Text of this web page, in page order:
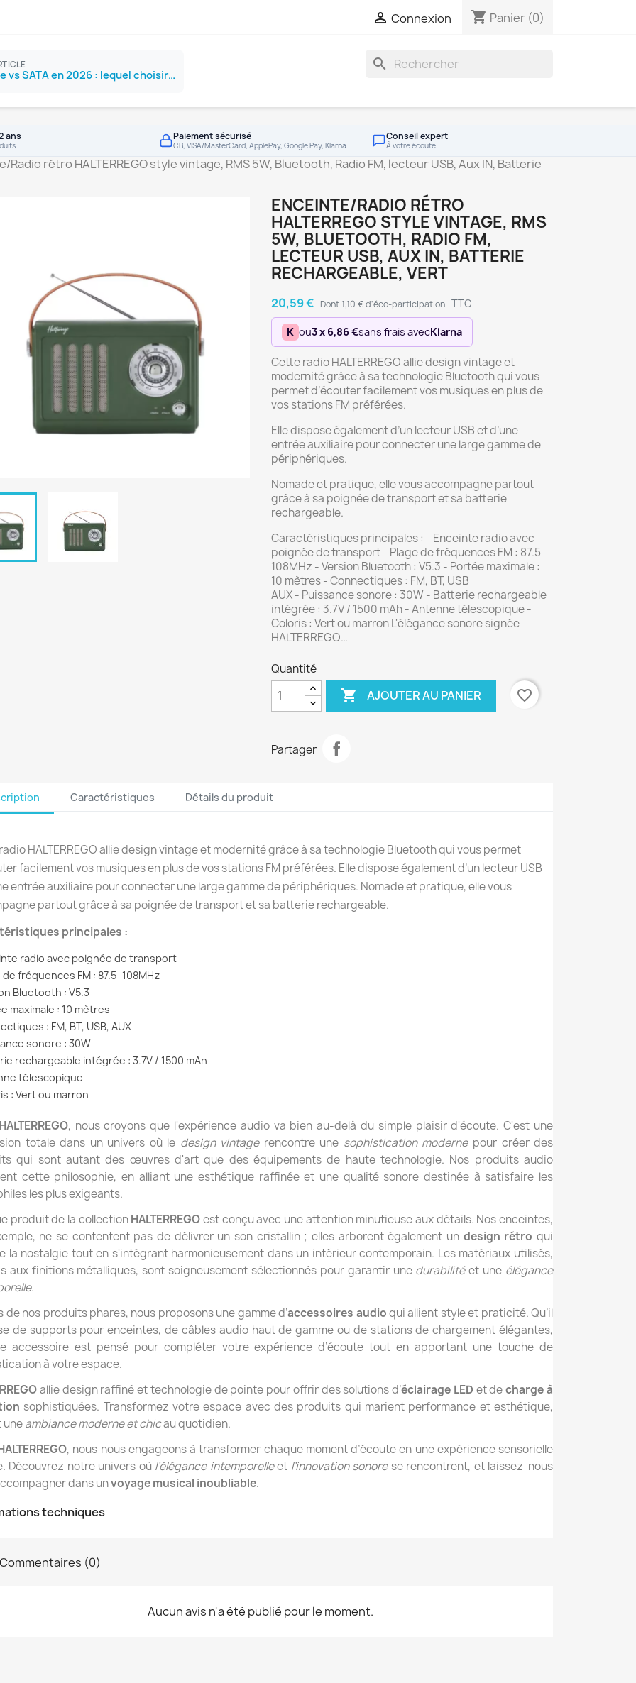
 Connexion shopping_cart Panier (0)
SSD NVMe vs SATA en 2026 : lequel choisir ?
search
ans Paiement sécurisé
CB, VISA/MasterCard, ApplePay, Google Pay, Klarna
Conseil expert
À votre écoute
Radio rétro HALTERREGO style vintage, RMS 5W, Bluetooth, Radio FM, lecteur USB, Aux IN, Batterie
ENCEINTE/RADIO RÉTRO
HALTERREGO STYLE VINTAGE, RMS
5W, BLUETOOTH, RADIO FM,
LECTEUR USB, AUX IN, BATTERIE
RECHARGEABLE, VERT
20,59 € Dont 1,10 € d'éco-participation TTC
K ou3 x 6,86 €sans frais avecKlarna
Cette radio HALTERREGO allie design vintage et
modernité grâce à sa technologie Bluetooth qui vous
permet d’écouter facilement vos musiques en plus de
vos stations FM préférées.
Elle dispose également d’un lecteur USB et d’une
entrée auxiliaire pour connecter une large gamme de
périphériques.
Nomade et pratique, elle vous accompagne partout
grâce à sa poignée de transport et sa batterie
rechargeable.
Caractéristiques principales : - Enceinte radio avec
poignée de transport - Plage de fréquences FM : 87.5–
108MHz - Version Bluetooth : V5.3 - Portée maximale :
10 mètres - Connectiques : FM, BT, USB
AUX - Puissance sonore : 30W - Batterie rechargeable
intégrée : 3.7V / 1500 mAh - Antenne télescopique -
Coloris : Vert ou marron L'élégance sonore signée
HALTERREGO…
Quantité
 AJOUTER AU PANIER favorite_border
Partager
Caractéristiques Détails du produit
HALTERREGO allie design vintage et modernité grâce à sa technologie Bluetooth qui vous permet
facilement vos musiques en plus de vos stations FM préférées. Elle dispose également d’un lecteur USB
entrée auxiliaire pour connecter une large gamme de périphériques. Nomade et pratique, elle vous
partout grâce à sa poignée de transport et sa batterie rechargeable.
principales :
radio avec poignée de transport
de fréquences FM : 87.5–108MHz
Bluetooth : V5.3
maximale : 10 mètres
: FM, BT, USB, AUX
sonore : 30W
rechargeable intégrée : 3.7V / 1500 mAh
télescopique
: Vert ou marron
, nous croyons que l'expérience audio va bien au-delà du simple plaisir d'écoute. C'est une
totale dans un univers où le design vintagerencontre une sophistication modernepour créer des
qui sont autant des œuvres d'art que des équipements de haute technologie. Nos produits audio
cette philosophie, en alliant une esthétique raffinée et une qualité sonore destinée à satisfaire les
les plus exigeants.
produit de la collectionHALTERREGOest conçu avec une attention minutieuse aux détails. Nos enceintes,
ne se contentent pas de délivrer un son cristallin ; elles arborent également un design rétro qui
la nostalgie tout en s'intégrant harmonieusement dans un intérieur contemporain. Les matériaux utilisés,
aux finitions métalliques, sont soigneusement sélectionnés pour garantir une durabilitéet une élégance
.
de nos produits phares, nous proposons une gamme d’accessoires audioqui allient style et praticité. Qu’il
de supports pour enceintes, de câbles audio haut de gamme ou de stations de chargement élégantes,
accessoire est pensé pour compléter votre expérience d’écoute tout en apportant une touche de
à votre espace.
allie design raffiné et technologie de pointe pour offrir des solutions d’éclairage LED et decharge à
sophistiquées. Transformez votre espace avec des produits qui marient performance et esthétique,
uneambiance moderne et chicau quotidien.
, nous nous engageons à transformer chaque moment d’écoute en une expérience sensorielle
Découvrez notre univers où l’élégance intemporelleet l’innovation sonorese rencontrent, et laissez-nous
dans unvoyage musical inoubliable.
techniques
(0)
Aucun avis n'a été publié pour le moment.